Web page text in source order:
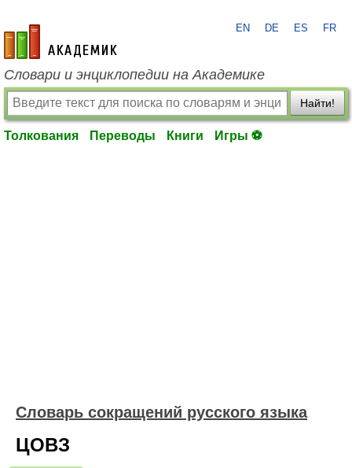
academic.ru
EN DE ES FR
Словари и энциклопедии на Академике
Найти!
Толкования Переводы Книги Игры ⚽
Словарь сокращений русского языка
ЦОВЗ